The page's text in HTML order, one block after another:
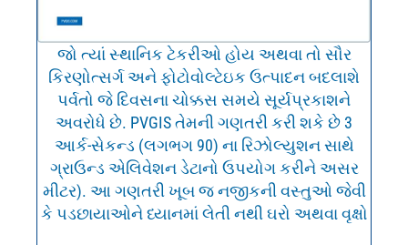
જો ત્યાં સ્થાનિક ટેકરીઓ હોય અથવા તો સૌર
કિરણોત્સર્ગ અને ફોટોવોલ્ટેઇક ઉત્પાદન બદલાશે
પર્વતો જે દિવસના ચોક્કસ સમયે સૂર્યપ્રકાશને
અવરોધે છે. PVGIS તેમની ગણતરી કરી શકે છે 3
આર્ક-સેકન્ડ (લગભગ 90) ના રિઝોલ્યુશન સાથે
ગ્રાઉન્ડ એલિવેશન ડેટાનો ઉપયોગ કરીને અસર
મીટર). આ ગણતરી ખૂબ જ નજીકની વસ્તુઓ જેવી
કે પડછાયાઓને ધ્યાનમાં લેતી નથી ઘરો અથવા વૃક્ષો